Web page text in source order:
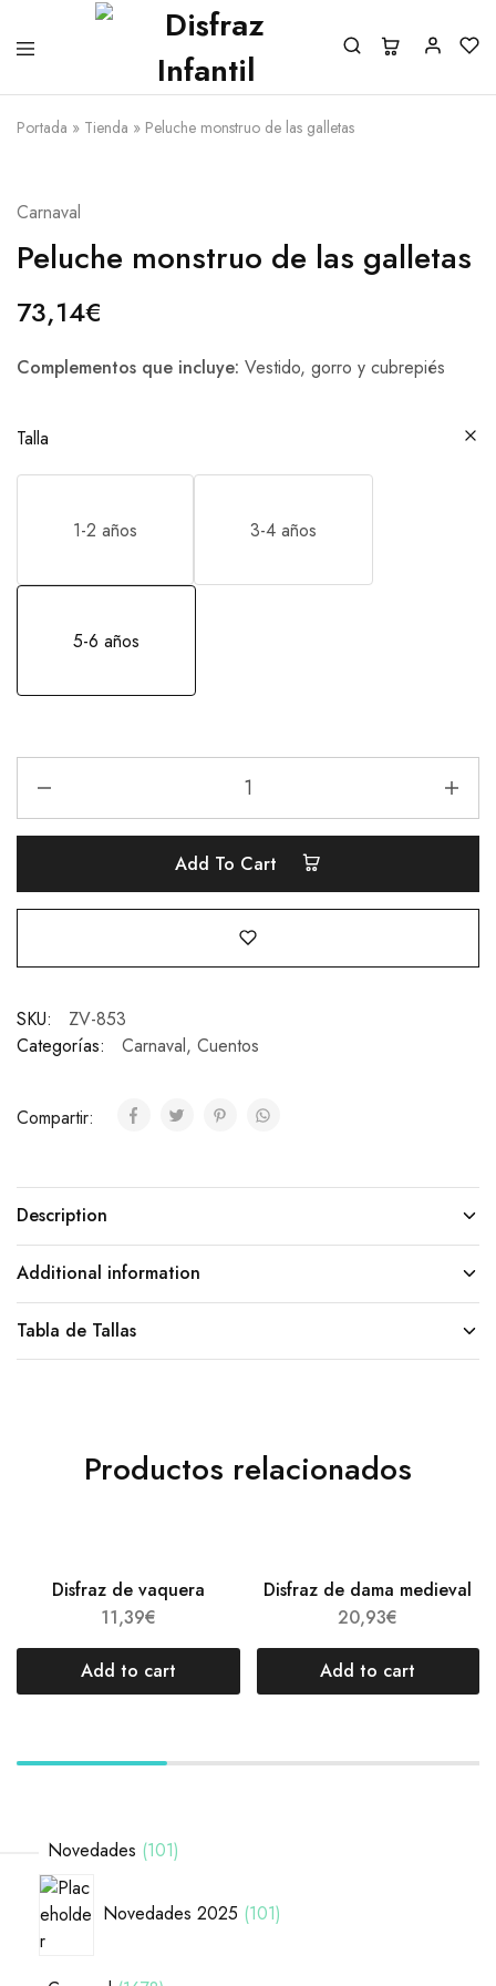
Portada » Tienda » Peluche monstruo de las galletas
Carnaval
Peluche monstruo de las galletas
73,14€
Complementos que incluye: Vestido, gorro y cubrepiés
Talla
1-2 años 3-4 años
5-6 años
Add To Cart
SKU:
ZV-853
Categorías:
Carnaval, Cuentos
Compartir:
Description
Additional information
Tabla de Tallas
Productos relacionados
Disfraz de vaquera
11,39€
Add to cart
Disfraz de dama medieval
20,93€
Add to cart
Novedades 101
Novedades 2025 101